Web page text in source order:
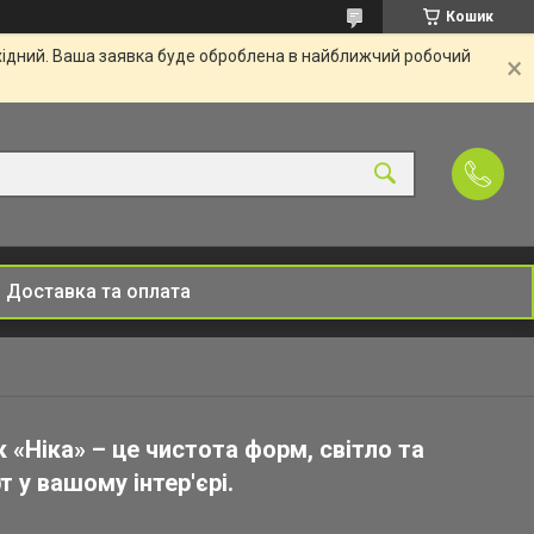
Кошик
Ваша заявка буде оброблена в найближчий робочий
Доставка та оплата
«Ніка» – це чистота форм, світло та
у вашому інтер'єрі.